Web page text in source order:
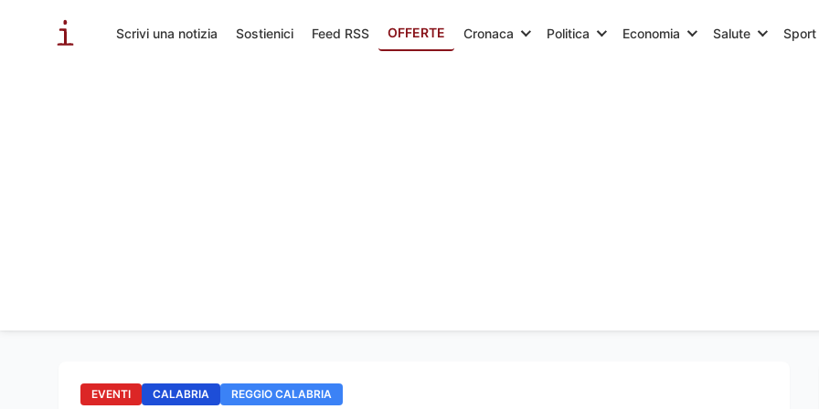
Scrivi una notizia Sostienici Feed RSS OFFERTE Cronaca Politica Economia Salute Sport
EVENTI CALABRIA REGGIO CALABRIA